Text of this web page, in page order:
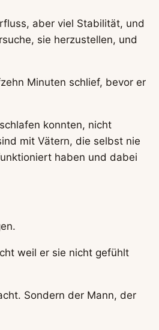
aber viel Stabilität, und
sie herzustellen, und
Minuten schlief, bevor er
konnten, nicht
mit Vätern, die selbst nie
haben und dabei
weil er sie nicht gefühlt
Sondern der Mann, der